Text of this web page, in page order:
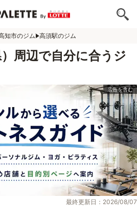
知市のジム 高須駅のジム
周辺で自分に合うジ
最終更新日：2026/08/07